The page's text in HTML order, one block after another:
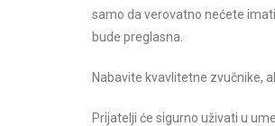
samo da verovatno nećete
bude preglasna.
Nabavite kvavlitetne zvučnike,
Prijatelji će sigurno uživati u